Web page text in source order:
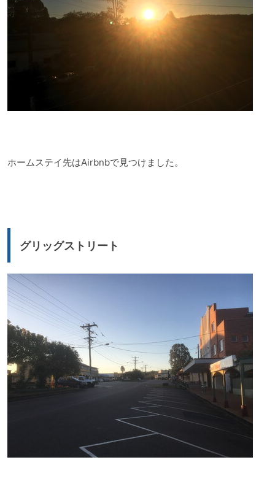
ホームステイ先はAirbnbで見つけました。
グリッグストリート